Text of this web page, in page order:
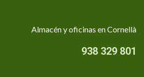
Almacén y oficinas en Cornellà
938 329 801